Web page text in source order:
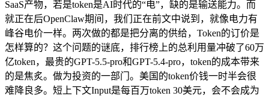
SaaS产物，若是token是AI时代的“电”，缺的是输送能力。而
就正在后OpenClaw期间，我们正在前文中说到，就像电力有
峰谷电价一样。两次做的都是把分离的供给，Token的订价是
怎样算的？这个问题的谜底，排行榜上的总利用量冲破了60万
亿token，最贵的GPT-5.5-pro和GPT-5.4-pro，token的成本带来
的是焦炙。做为投资的一部门。美国的token价钱一时半会很
难降良多。短上下文Input是每百万token 30美元，会不会成为